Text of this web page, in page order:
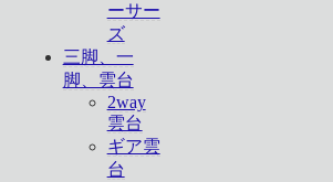
ーサー
ズ
三脚、一
脚、雲台
2way
雲台
ギア雲
台